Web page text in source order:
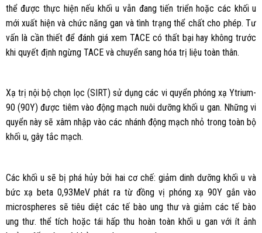
thể được thực hiện nếu khối u vẫn đang tiến triển hoặc các khối u
mới xuất hiện và chức năng gan và tình trạng thể chất cho phép. Tư
vấn là cần thiết để đánh giá xem TACE có thất bại hay không trước
khi quyết định ngừng TACE và chuyển sang hóa trị liệu toàn thân.
Xạ trị nội bộ chọn lọc (SIRT) sử dụng các vi quyển phóng xạ Ytrium-
90 (90Y) được tiêm vào động mạch nuôi dưỡng khối u gan. Những vi
quyển này sẽ xâm nhập vào các nhánh động mạch nhỏ trong toàn bộ
khối u, gây tắc mạch.
Các khối u sẽ bị phá hủy bởi hai cơ chế: giảm dinh dưỡng khối u và
bức xạ beta 0,93MeV phát ra từ đồng vị phóng xạ 90Y gắn vào
microspheres sẽ tiêu diệt các tế bào ung thư và giảm các tế bào
ung thư. thể tích hoặc tái hấp thu hoàn toàn khối u gan với ít ảnh